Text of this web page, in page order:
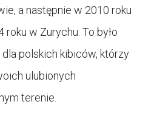
a następnie w 2010 roku
w Zurychu. To było
polskich kibiców, którzy
ulubionych
terenie.